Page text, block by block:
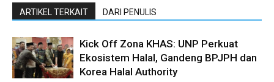
ARTIKEL TERKAIT DARI PENULIS
Kick Off Zona KHAS: UNP Perkuat
Ekosistem Halal, Gandeng BPJPH dan
Korea Halal Authority